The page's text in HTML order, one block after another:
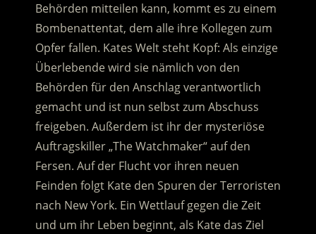
Behörden mitteilen kann, kommt es zu einem
Bombenattentat, dem alle ihre Kollegen zum
Opfer fallen. Kates Welt steht Kopf: Als einzige
Überlebende wird sie nämlich von den
Behörden für den Anschlag verantwortlich
gemacht und ist nun selbst zum Abschuss
freigeben. Außerdem ist ihr der mysteriöse
Auftragskiller „The Watchmaker“ auf den
Fersen. Auf der Flucht vor ihren neuen
Feinden folgt Kate den Spuren der Terroristen
nach New York. Ein Wettlauf gegen die Zeit
und um ihr Leben beginnt, als Kate das Ziel